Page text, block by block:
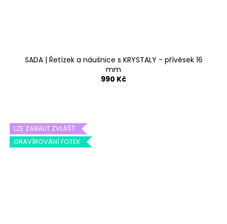
SADA | Řetízek a náušnice s KRYSTALY - přívěsek 16
mm
990 Kč
LZE ZABALIT ZVLÁŠŤ
GRAVÍROVÁNÍ FOTEK